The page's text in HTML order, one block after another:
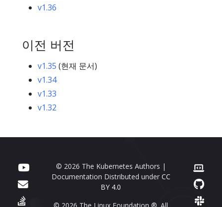
v1.36
이전 버전
v1.35 (현재 문서)
v1.34
v1.33
v1.32
© 2026 The Kubernetes Authors |
Documentation Distributed under CC
BY 4.0